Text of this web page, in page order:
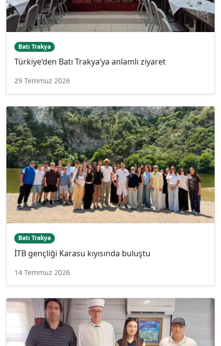
Batı Trakya
Türkiye’den Batı Trakya’ya anlamlı ziyaret
29 Temmuz 2026
Batı Trakya
İTB gençliği Karasu kıyısında buluştu
14 Temmuz 2026